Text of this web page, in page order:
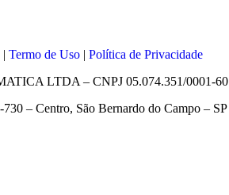
Termo de Uso | Política de Privacidade
LTDA – CNPJ 05.074.351/0001-60
– Centro, São Bernardo do Campo – SP